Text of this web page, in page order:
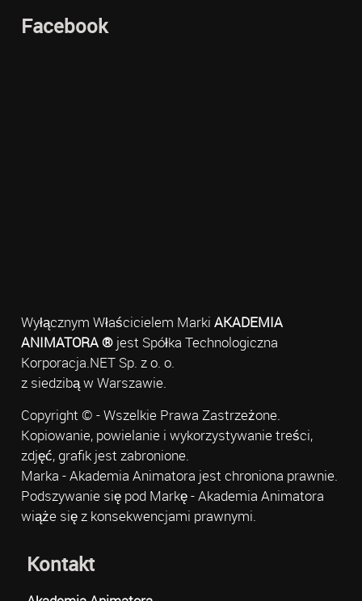
Facebook
Wyłącznym Właścicielem Marki AKADEMIA
ANIMATORA ®jest Spółka Technologiczna
Korporacja.NET Sp. z o. o.
z siedzibą w Warszawie.
Copyright © - Wszelkie Prawa Zastrzeżone.
Kopiowanie, powielanie i wykorzystywanie treści,
zdjęć, grafik jest zabronione.
Marka - Akademia Animatora jest chroniona prawnie.
Podszywanie się pod Markę - Akademia Animatora
wiąże się z konsekwencjami prawnymi.
Kontakt